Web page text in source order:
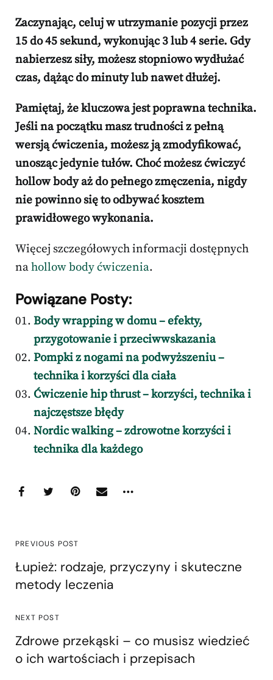
Zaczynając, celuj w utrzymanie pozycji przez
15 do 45 sekund, wykonując 3 lub 4 serie. Gdy
nabierzesz siły, możesz stopniowo wydłużać
czas, dążąc do minuty lub nawet dłużej.
Pamiętaj, że kluczowa jest poprawna technika.
Jeśli na początku masz trudności z pełną
wersją ćwiczenia, możesz ją zmodyfikować,
unosząc jedynie tułów. Choć możesz ćwiczyć
hollow body aż do pełnego zmęczenia, nigdy
nie powinno się to odbywać kosztem
prawidłowego wykonania.
Więcej szczegółowych informacji dostępnych
nahollow body ćwiczenia.
Powiązane Posty:
Body wrapping w domu – efekty,
przygotowanie i przeciwwskazania
Pompki z nogami na podwyższeniu –
technika i korzyści dla ciała
Ćwiczenie hip thrust – korzyści, technika i
najczęstsze błędy
Nordic walking – zdrowotne korzyści i
technika dla każdego
PREVIOUS POST
Łupież: rodzaje, przyczyny i skuteczne
metody leczenia
NEXT POST
Zdrowe przekąski – co musisz wiedzieć
o ich wartościach i przepisach